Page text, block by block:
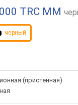
TRC MM
черный
(пристенная)